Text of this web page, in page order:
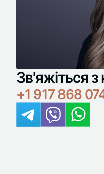
Зв'яжіться з
+1 917 868